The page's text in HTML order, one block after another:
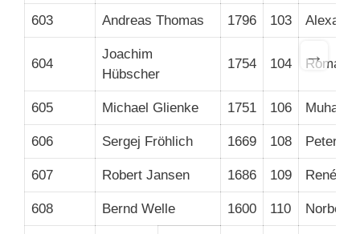
603 Andreas Thomas 1796 103
604
Joachim
Hübscher
1754 104 Roman
605 Michael Glienke 1751 106
606 Sergej Fröhlich 1669 108 Peter
607 Robert Jansen 1686 109 René
608 Bernd Welle 1600 110 Norbert
→